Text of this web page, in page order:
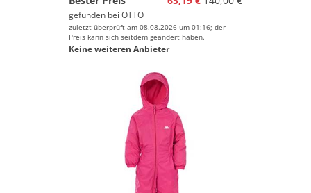
Geschlechtgefunden bei OTTO
zuletzt überprüft am 08.08.2026 um 01:16; der
Preis kann sich seitdem geändert haben.
Keine weiteren Anbieter